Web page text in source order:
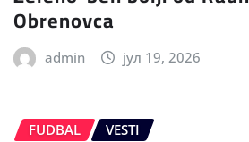
Obrenovca
admin јул 19, 2026
FUDBAL VESTI